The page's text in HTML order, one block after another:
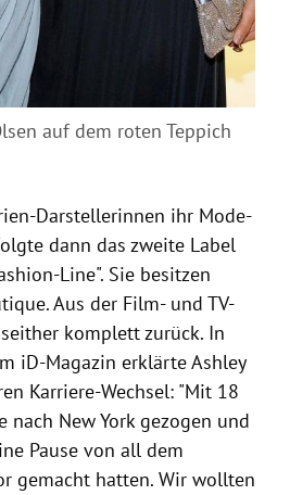
auf dem roten Teppich
Darstellerinnen ihr Mode-
dann das zweite Label
Line". Sie besitzen
Aus der Film- und TV-
komplett zurück. In
iD-Magazin erklärte Ashley
Karriere-Wechsel: "Mit 18
nach New York gezogen und
Pause von all dem
gemacht hatten. Wir wollten